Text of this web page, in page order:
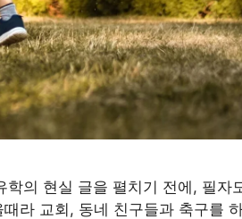
의 현실 글을 펼치기 전에, 필자
라 교회, 동네 친구들과 축구를